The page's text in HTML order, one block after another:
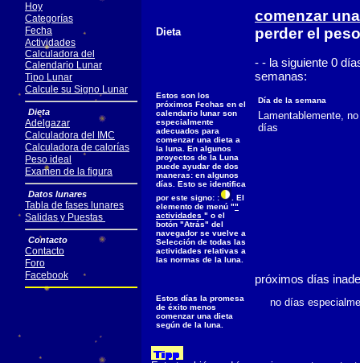
Dieta
comenzar
perder el
- - la siguiente 0
semanas:
Estos son los
próximos Fechas en el
calendario lunar son
especialmente
adecuados para
comenzar una dieta a
la luna. En algunos
proyectos de la Luna
puede ayudar de dos
maneras: en algunos
días. Esto se identifica
por este signo: :
. El
elemento de menú ""
actividades " o el
botón "Atrás" del
navegador se vuelve a
Selección de todas las
actividades relativas a
las normas de la luna.
Día de la semana
Lamentablemente,
días
próximos días
Estos días la promesa
de éxito menos
comenzar una dieta
según de la luna.
no días
Hoy
Categorías
Fecha
Actividades
Calculadora del
Calendario Lunar
Tipo Lunar
Calcule su Signo Lunar
Dieta
Adelgazar
Calculadora del IMC
Calculadora de calorías
Peso ideal
Examen de la figura
Datos lunares
Tabla de fases lunares
Salidas y Puestas
Contacto
Contacto
Foro
Facebook